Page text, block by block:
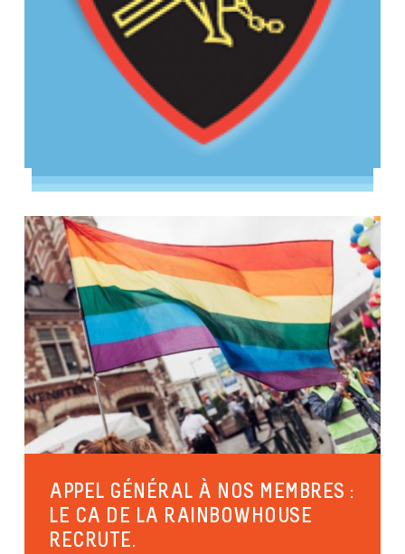
APPEL GÉNÉRAL À NOS MEMBRES :
LE CA DE LA RAINBOWHOUSE
RECRUTE.